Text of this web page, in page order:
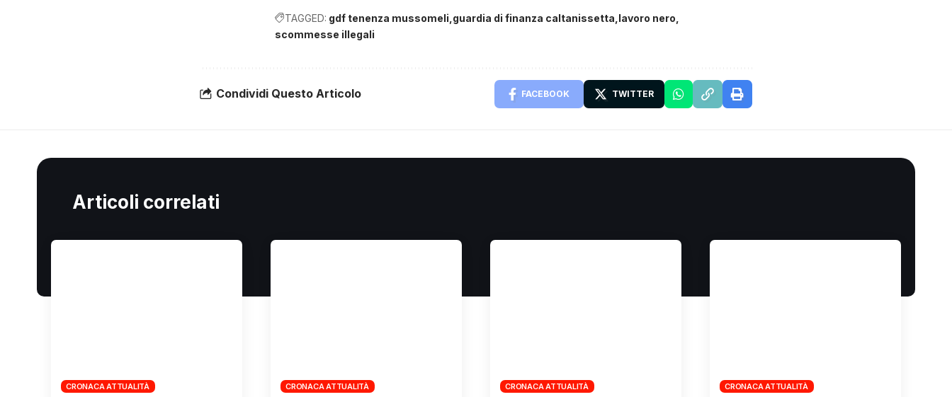
TAGGED: gdf tenenza mussomeli guardia di finanza caltanissetta lavoro nero
scommesse illegali
Condividi Questo Articolo FACEBOOK TWITTER
Articoli correlati
CRONACA ATTUALITÀ CRONACA ATTUALITÀ CRONACA ATTUALITÀ CRONACA ATTUALITÀ